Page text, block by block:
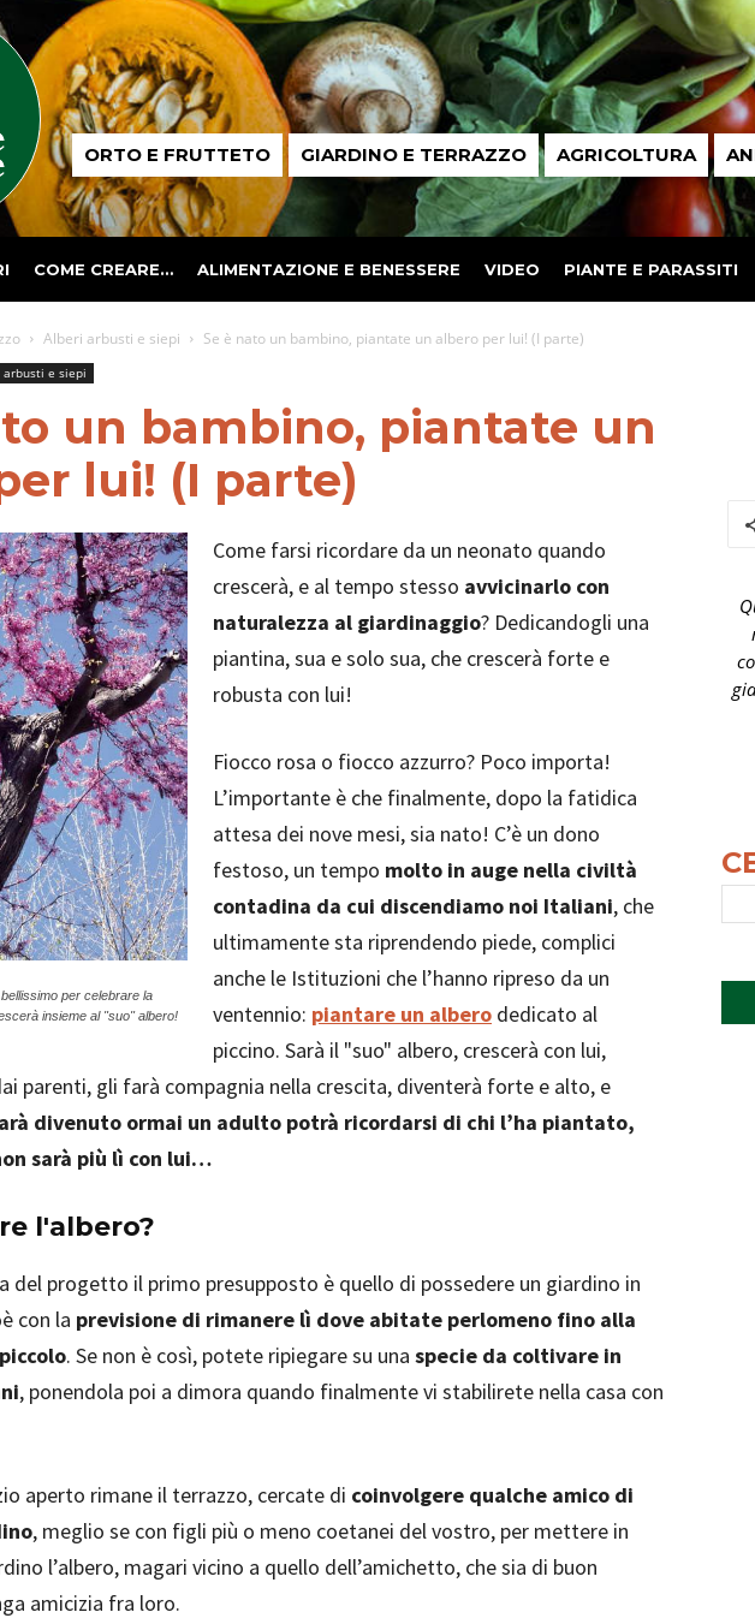
Passione
in ORTO E FRUTTETO GIARDINO E TERRAZZO AGRICOLTURA
COME CREARE… ALIMENTAZIONE E BENESSERE VIDEO PIANTE E PARASSITI
Alberi arbusti e siepi Se è nato un bambino, piantate un albero per lui! (I parte)
arbusti e siepi
un bambino, piantate un
lui! (I parte)
per celebrare la
insieme al "suo" albero!
Come farsi ricordare da un neonato quando
crescerà, e al tempo stesso avvicinarlo con
naturalezza al giardinaggio? Dedicandogli una
piantina, sua e solo sua, che crescerà forte e
robusta con lui!
Fiocco rosa o fiocco azzurro? Poco importa!
L’importante è che finalmente, dopo la fatidica
attesa dei nove mesi, sia nato! C’è un dono
festoso, un tempo molto in auge nella civiltà
contadina da cui discendiamo noi Italiani, che
ultimamente sta riprendendo piede, complici
anche le Istituzioni che l’hanno ripreso da un
ventennio: piantare un albero dedicato al
piccino. Sarà il "suo" albero, crescerà con lui,
parenti, gli farà compagnia nella crescita, diventerà forte e alto, e
divenuto ormai un adulto potrà ricordarsi di chi l’ha piantato,
sarà più lì con lui…
l'albero?
del progetto il primo presupposto è quello di possedere un giardino in
con la previsione di rimanere lì dove abitate perlomeno fino alla
. Se non è così, potete ripiegare su una specie da coltivare in
, ponendola poi a dimora quando finalmente vi stabilirete nella casa con
aperto rimane il terrazzo, cercate di coinvolgere qualche amico di
, meglio se con figli più o meno coetanei del vostro, per mettere in
l’albero, magari vicino a quello dell’amichetto, che sia di buon
amicizia fra loro.